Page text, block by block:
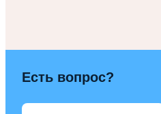
Есть вопрос?